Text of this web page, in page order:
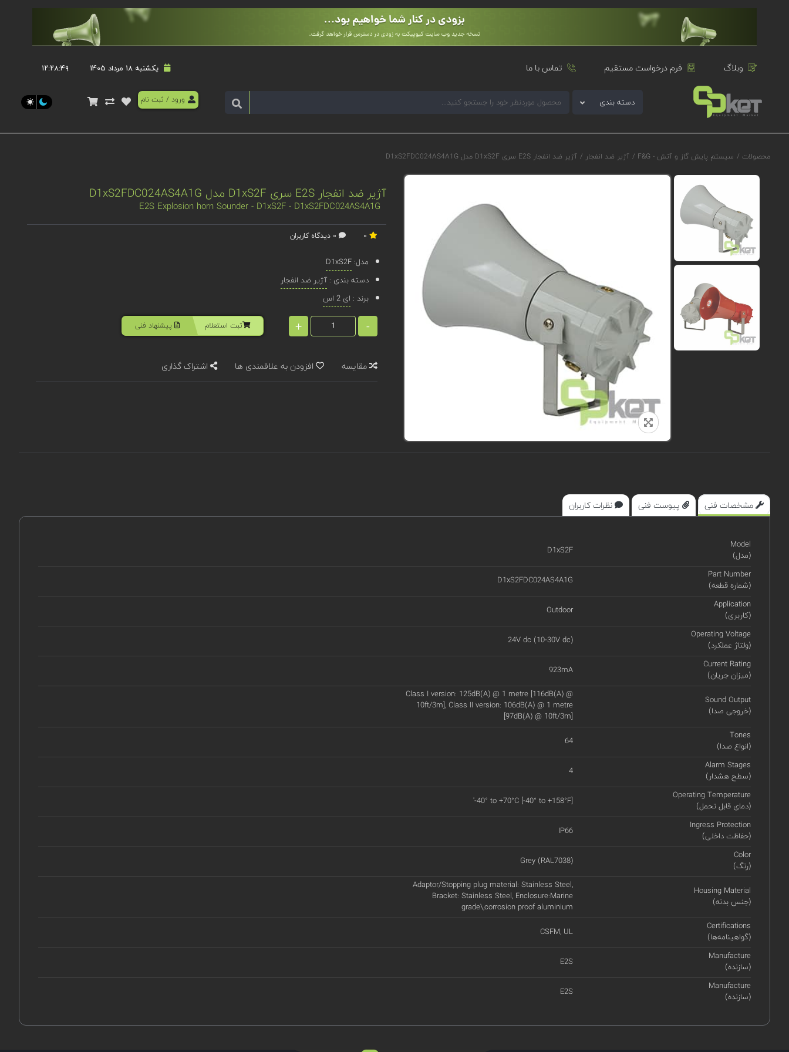
وبلاگ فرم درخواست مستقیم تماس با ما یکشنبه 18 مرداد 1405 ۱۲:۲۸:۴۹
دسته بندی ورود / ثبت نام
محصولات / سیستم پایش گاز و آتش - F&G / آژیر ضد انفجار / آژیر ضد انفجار E2S سری D1xS2F مدل D1xS2FDC024AS4A1G
آژیر ضد انفجار E2S سری D1xS2F مدل D1xS2FDC024AS4A1G
E2S Explosion horn Sounder - D1xS2F - D1xS2FDC024AS4A1G
مدل: D1xS2F
دسته بندی : آژیر ضد انفجار
برند : ای 2 اس
-
+ ثبت استعلام پیشنهاد فنی
مقایسه افزودن به علاقمندی ها اشتراک گذاری
مشخصات فنی پیوست فنی نظرات کاربران
Model
(مدل)
D1xS2F
Part Number
(شماره قطعه)
D1xS2FDC024AS4A1G
Application
(کاربری)
Outdoor
Operating Voltage
(ولتاژ عملکرد)
24V dc (10-30V dc)
Current Rating
(میزان جریان)
923mA
Sound Output
(خروجی صدا)
Class I version: 125dB(A) @ 1 metre [116dB(A) @
10ft/3m], Class II version: 106dB(A) @ 1 metre
[97dB(A) @ 10ft/3m]
Tones
(انواع صدا)
64
Alarm Stages
(سطح هشدار)
4
Operating Temperature
(دمای قابل تحمل)
'-40° to +70°C [-40° to +158°F]
Ingress Protection
(حفاظت داخلی)
IP66
Color
(رنگ)
Grey (RAL7038)
Housing Material
(جنس بدنه)
Adaptor/Stopping plug material: Stainless Steel,
Bracket: Stainless Steel, Enclosure:Marine
grade\,corrosion proof aluminium
Certifications
(گواهینامه‌ها)
CSFM, UL
Manufacture
(سازنده)
E2S
Manufacture
(سازنده)
E2S